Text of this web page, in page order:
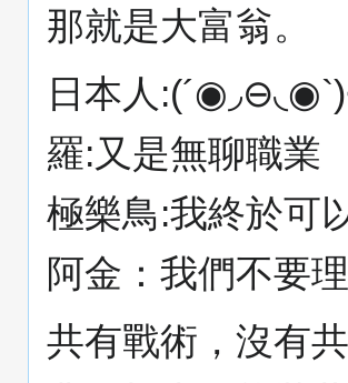
那就是大富翁。
日本人
羅:又是無聊職業
極樂鳥:我終於可
阿金：我們不要
共有戰術，沒有